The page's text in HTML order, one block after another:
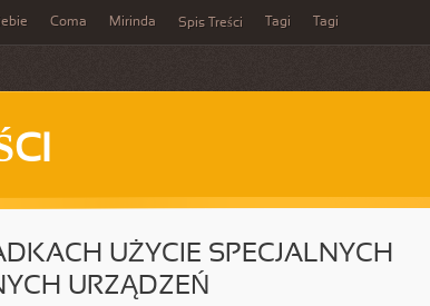
Coma Mirinda Spis Treści Tagi Tagi
UŻYCIE SPECJALNYCH
URZĄDZEŃ